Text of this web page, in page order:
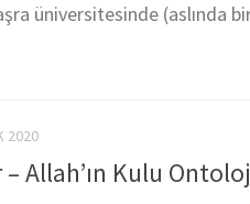
üniversitesinde (aslında
2020
Allah’ın Kulu